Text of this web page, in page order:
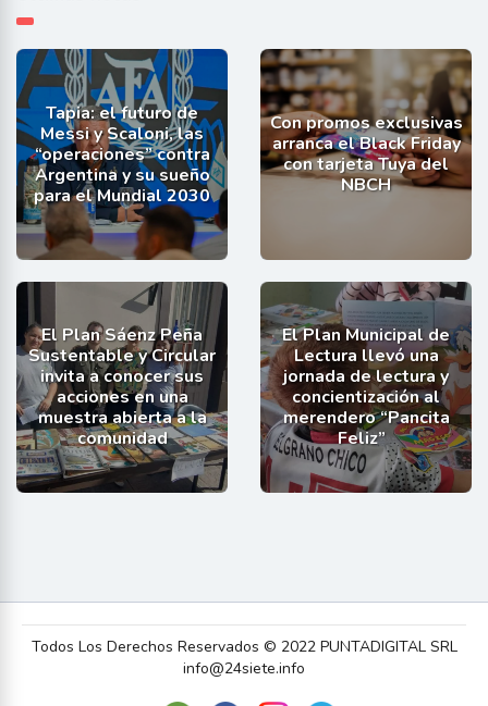
Tapia: el futuro de
Messi y Scaloni, las
“operaciones” contra
Argentina y su sueño
para el Mundial 2030
Con promos exclusivas
arranca el Black Friday
con tarjeta Tuya del
NBCH
El Plan Sáenz Peña
Sustentable y Circular
invita a conocer sus
acciones en una
muestra abierta a la
comunidad
El Plan Municipal de
Lectura llevó una
jornada de lectura y
concientización al
merendero “Pancita
Feliz”
Todos Los Derechos Reservados © 2022 PUNTADIGITAL SRL
info@24siete.info